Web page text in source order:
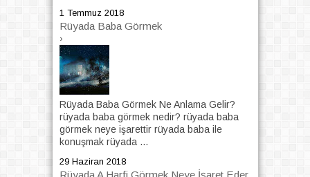
1 Temmuz 2018
Rüyada Baba Görmek
›
Rüyada Baba Görmek Ne Anlama Gelir?
rüyada baba görmek nedir? rüyada baba
görmek neye işarettir rüyada baba ile
konuşmak rüyada ...
29 Haziran 2018
Rüyada A Harfi Görmek Neye İşaret Eder